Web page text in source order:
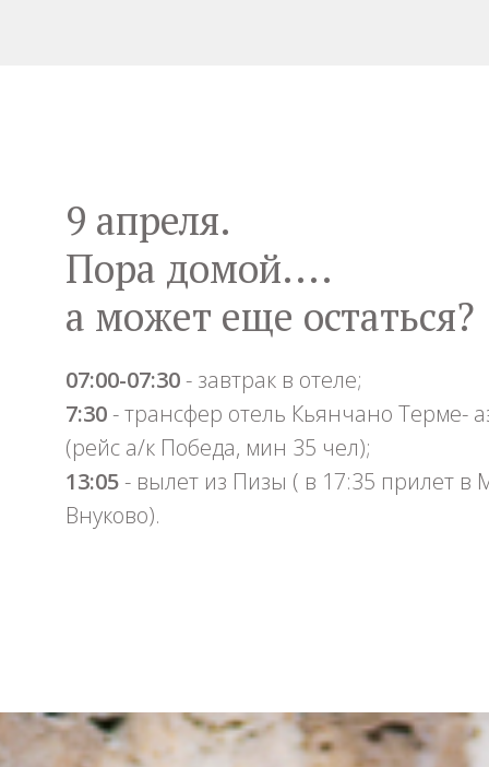
9 апреля.
Пора домой....
а может еще остаться?
07:00-07:30- завтрак в отеле;
7:30- трансфер отель Кьянчано Терме-
(рейс а/к Победа, мин 35 чел);
13:05- вылет из Пизы ( в 17:35 прилет в
Внуково).